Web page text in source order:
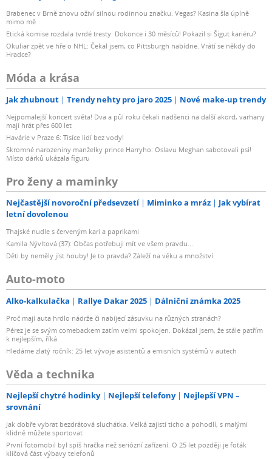
Brabenec v Brně znovu oživí silnou rodinnou značku. Vegas? Kasina šla úplně
mimo mě
Etická komise rozdala tvrdé tresty: Dokonce i 30 měsíců! Pokazil si Šigut kariéru?
Okuliar zpět ve hře o NHL: Čekal jsem, co Pittsburgh nabídne. Vrátí se někdy do
Hradce?
Móda a krása
Jak zhubnout Trendy nehty pro jaro 2025 Nové make-up trendy
Nejpomalejší koncert světa! Dva a půl roku čekali nadšenci na další akord, varhany
mají hrát přes 600 let
Havárie v Praze 6: Tisíce lidí bez vody!
Skromné narozeniny manželky prince Harryho: Oslavu Meghan sabotovali psi!
Místo dárků ukázala figuru
Pro ženy a maminky
Nejčastější novoroční předsevzetí Miminko a mráz
Jak vybírat
letní dovolenou
Thajské nudle s červeným kari a paprikami
Kamila Nývltová (37): Občas potřebuji mít ve všem pravdu...
Děti by neměly jíst houby! Je to pravda? Záleží na věku a množství
Auto-moto
Alko-kalkulačka Rallye Dakar 2025 Dálniční známka 2025
Proč mají auta hrdlo nádrže či nabíjecí zásuvku na různých stranách?
Pérez je se svým comebackem zatím velmi spokojen. Dokázal jsem, že stále patřím
k nejlepším, říká
Hledáme zlatý ročník: 25 let vývoje asistentů a emisních systémů v autech
Věda a technika
Nejlepší chytré hodinky Nejlepší telefony
Nejlepší VPN –
srovnání
Jak dobře vybrat bezdrátová sluchátka. Velká zajistí ticho a pohodlí, s malými
klidně můžete sportovat
První fotomobil byl spíš hračka než seriózní zařízení. O 25 let později je foťák
klíčová část výbavy telefonů